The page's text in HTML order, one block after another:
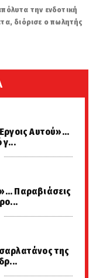
την ενδοτική
διόρισε ο πωλητής
Αυτού»...
γ...
Παραβιάσεις
της